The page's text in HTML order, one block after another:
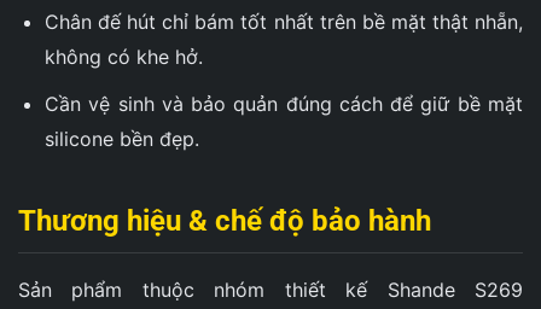
Chân đế hút chỉ bám tốt nhất trên bề mặt thật nhẵn,
không có khe hở.
Cần vệ sinh và bảo quản đúng cách để giữ bề mặt
silicone bền đẹp.
Thương hiệu & chế độ bảo hành
Sản phẩm thuộc nhóm thiết kế Shande S269